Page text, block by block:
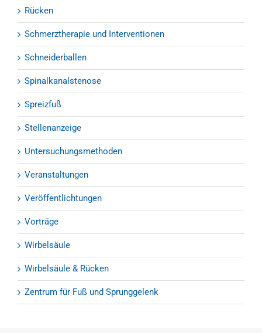
Rücken
Schmerztherapie und Interventionen
Schneiderballen
Spinalkanalstenose
Spreizfuß
Stellenanzeige
Untersuchungsmethoden
Veranstaltungen
Veröffentlichtungen
Vorträge
Wirbelsäule
Wirbelsäule & Rücken
Zentrum für Fuß und Sprunggelenk